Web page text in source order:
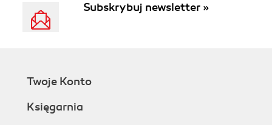
Subskrybuj newsletter »
Twoje Konto
Księgarnia